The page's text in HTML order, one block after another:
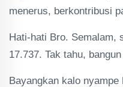
menerus, berkontribusi
Hati-hati Bro. Semalam,
17.737. Tak tahu,
Bayangkan kalo nyampe